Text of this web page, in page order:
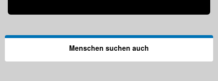
Menschen suchen auch